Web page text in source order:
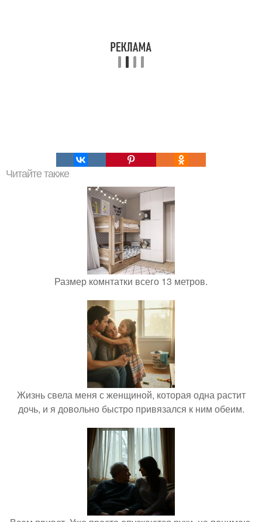
Читайте также
Размер комнтатки всего 13 метров.
Жизнь свела меня с женщиной, которая одна растит
дочь, и я довольно быстро привязался к ним обеим.